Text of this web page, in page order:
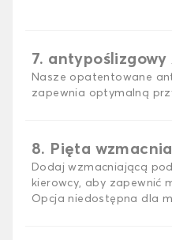
7.
Nasze opatentowane
zapewnia optymalną
8. Pięta
Dodaj wzmacniającą
kierowcy, aby zapewnić
Opcja niedostępna dla